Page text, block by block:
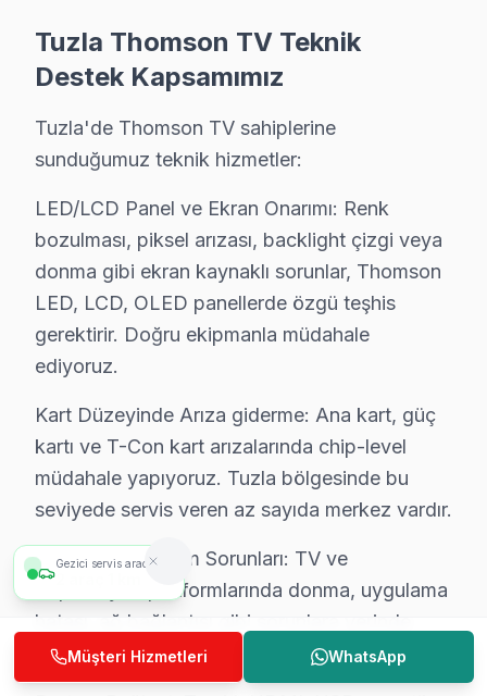
Tuzla Yerinde Servis Detayları: Tuzla'de Thomson
Tuzla Tersaneleri, Viaport Marina, Orhanlı
Bizi bir kez deneyin, farkı görün. 0850 811 14 36
Tuzla'de Thomson marka televizyonunuz
Tuzla Sektör Deneyimi: Tuzla ve çevre bölgelerde
Tuzla'de Profesyonel Garanti: Tuzla servisimizde
Thomson Marka Eğitimi: bu marka yetkili servis
Tuzla Referansları: Tuzla sakinlerinin tercih ettiği
Uzman Thomson Teknisyen Ekibimiz
Tuzla Thomson Hizmet'in başarısı, Tuzla
Tuzla teknisyenlerimiz Thomson tarafından resmi
• Tuzla'de BGA ve SMD Lehimleme Uzmanlığı
Anakart üzerindeki mikro arızaları tahmin değil,
• Yazılım ve Firmware Yükseltmesi
Tuzla Thomson TV Teknik
Destek Kapsamımız
Tuzla'de Thomson TV sahiplerine
sunduğumuz teknik hizmetler:
LED/LCD Panel ve Ekran Onarımı: Renk
bozulması, piksel arızası, backlight çizgi veya
donma gibi ekran kaynaklı sorunlar, Thomson
LED, LCD, OLED panellerde özgü teşhis
gerektirir. Doğru ekipmanla müdahale
ediyoruz.
Kart Düzeyinde Arıza giderme: Ana kart, güç
kartı ve T-Con kart arızalarında chip-level
müdahale yapıyoruz. Tuzla bölgesinde bu
seviyede servis veren az sayıda merkez vardır.
Smart TV Platform Sorunları: TV ve
Reparasyon platformlarında donma, uygulama
hatası, ağ bağlantısı gibi sorunlara yerinde
çözüm.
Gezici servis aracımız
Müşteri Hizmetleri WhatsApp